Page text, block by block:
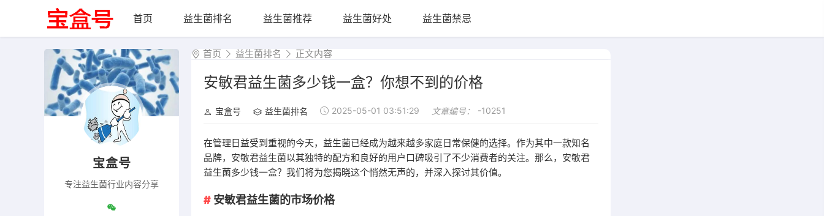
首页 益生菌排名 益生菌推荐 益生菌好处 益生菌禁忌
宝盒号
专注益生菌行业内容分享
首页 益生菌排名 正文内容
安敏君益生菌多少钱一盒？你想不到的价格
宝盒号 益生菌排名 2025-05-01 03:51:29 文章编号： -10251
在管理日益受到重视的今天，益生菌已经成为越来越多家庭日常保健的选择。作为其中一款知名
品牌，安敏君益生菌以其独特的配方和良好的用户口碑吸引了不少消费者的关注。那么，安敏君
益生菌多少钱一盒？我们将为您揭晓这个悄然无声的，并深入探讨其价值。
安敏君益生菌的市场价格